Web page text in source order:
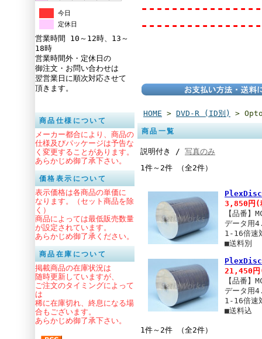
今日
定休日
営業時間 10～12時、13～
18時
営業時間外・定休日の
御注文・お問い合わせは
翌営業日に順次対応させて
頂きます。
商品仕様について
メーカー都合により、商品の
仕様及びパッケージは予告な
く変更することがあります。
あらかじめ御了承下さい。
価格表示について
表示価格は各商品の単価に
なります。（セット商品を除
く）
商品によっては最低販売数量
が設定されています。
あらかじめ御了承ください。
商品在庫について
掲載商品の在庫状況は
随時更新していますが、
ご注文のタイミングによって
は
稀に在庫切れ、終息になる場
合もございます。
あらかじめ御了承下さい。
HOME > DVD-R (ID別) >
商品一覧
説明付き / 写真のみ
1件～2件 （全2件）
PlexDisc
3,850円(
【品番】
データ用
1-16倍速
■送料別
PlexDisc
21,450
【品番】
データ用
1-16倍速
■送料込
1件～2件 （全2件）